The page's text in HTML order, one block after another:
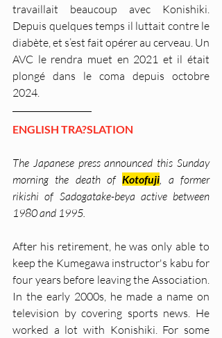
travaillait beaucoup avec Konishiki.
Depuis quelques temps il luttait contre le
diabète, et s’est fait opérer au cerveau. Un
AVC le rendra muet en 2021 et il était
plongé dans le coma depuis octobre
2024.
ENGLISH TRA?SLATION
The Japanese press announced this Sunday
morning the death of Kotofuji , a former
rikishi of Sadogatake-beya active between
1980 and 1995.
After his retirement, he was only able to
keep the Kumegawa instructor's kabu for
four years before leaving the Association.
In the early 2000s, he made a name on
television by covering sports news. He
worked a lot with Konishiki. For some